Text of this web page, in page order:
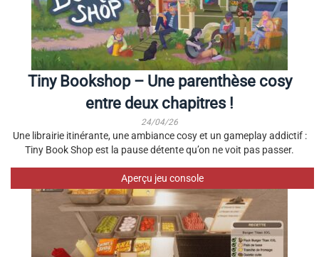
Tiny Bookshop – Une parenthèse cosy
entre deux chapitres !
24/04/26
Une librairie itinérante, une ambiance cosy et un gameplay addictif :
Tiny Book Shop est la pause détente qu’on ne voit pas passer.
Aperçu jeu console